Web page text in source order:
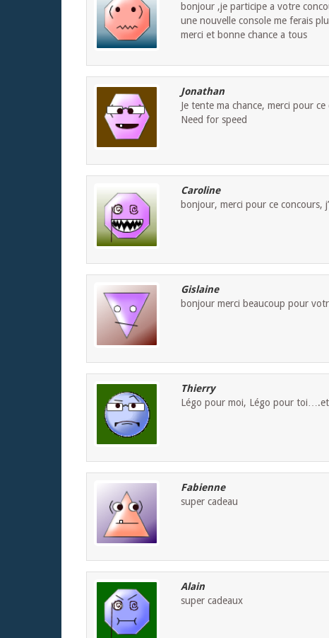
bonjour ,je participe a votre
une nouvelle console me ferais
merci et bonne chance a tous
Jonathan
Je tente ma chance, merci pour ce
Need for speed
Caroline
bonjour, merci pour ce concours,
Gislaine
bonjour merci beaucoup pour
Thierry
Légo pour moi, Légo pour
Fabienne
super cadeau
Alain
super cadeaux